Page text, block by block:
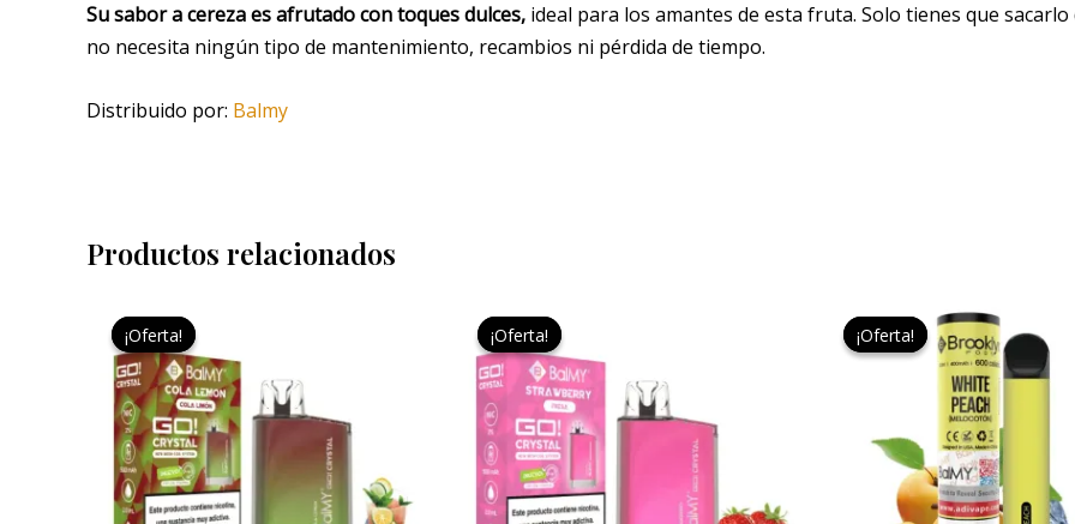
Su sabor a cereza es afrutado con toques dulces, ideal para los amantes de esta fruta. Solo tienes que
no necesita ningún tipo de mantenimiento, recambios ni pérdida de tiempo.
Distribuido por: Balmy
Productos relacionados
¡Oferta!
¡Oferta!
9,95 €.
¡Oferta!
¡Oferta!
9,95 €.
¡Oferta!
¡Oferta!
precio
original
era:
9,95 €.
actual
es:
5,00